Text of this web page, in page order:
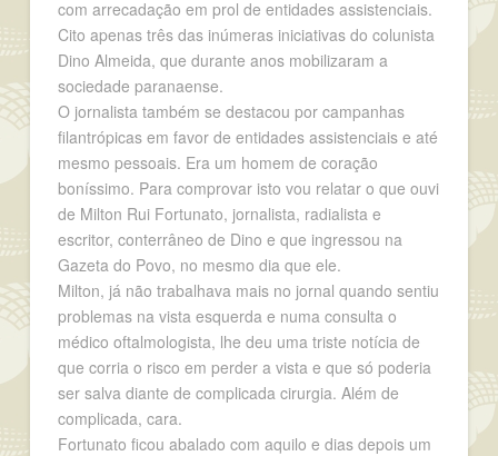
com arrecadação em prol de entidades assistenciais.
Cito apenas três das inúmeras iniciativas do colunista
Dino Almeida, que durante anos mobilizaram a
sociedade paranaense.
O jornalista também se destacou por campanhas
filantrópicas em favor de entidades assistenciais e até
mesmo pessoais. Era um homem de coração
boníssimo. Para comprovar isto vou relatar o que ouvi
de Milton Rui Fortunato, jornalista, radialista e
escritor, conterrâneo de Dino e que ingressou na
Gazeta do Povo, no mesmo dia que ele.
Milton, já não trabalhava mais no jornal quando sentiu
problemas na vista esquerda e numa consulta o
médico oftalmologista, lhe deu uma triste notícia de
que corria o risco em perder a vista e que só poderia
ser salva diante de complicada cirurgia. Além de
complicada, cara.
Fortunato ficou abalado com aquilo e dias depois um